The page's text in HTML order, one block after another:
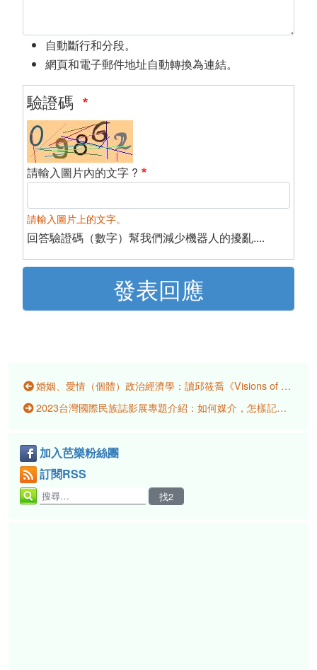
自動斷行和分段。
網頁和電子郵件地址自動轉換為連結。
驗證碼
請輸入圖片內的文字 ?
請輸入圖片上的文字。
回答驗證碼（數字）幫我們減少機器人的擾亂....
婚姻、愛情（個體）政治經濟學：讀邱筱喬《Visions of Marriage: Politics and Family on Kinmen, 1920–2020》
2023台灣國際民族誌影展專題介紹：如何媒介，怎樣記憶？尋找身分與歷史軌跡的影像行動
加入芭樂粉絲團
訂閱RSS